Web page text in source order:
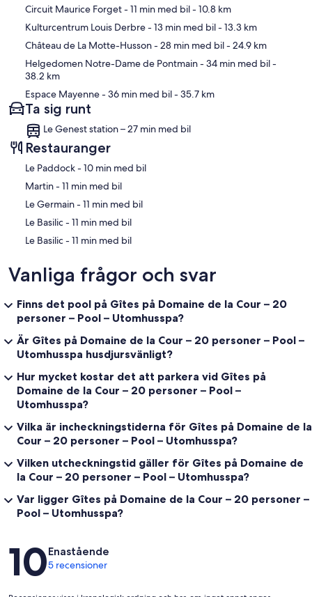
Karta
Circuit Maurice Forget- 11 min med bil- 10.8 km
Kulturcentrum Louis Derbre- 13 min med bil- 13.3 km
Château de La Motte-Husson- 28 min med bil- 24.9 km
Helgedomen Notre-Dame de Pontmain- 34 min med bil-
38.2 km
Espace Mayenne- 36 min med bil- 35.7 km
Ta sig runt
Le Genest station – 27 min med bil
Restauranger
‪Le Paddock - ‬10 min med bil
‪Martin - ‬11 min med bil
‪Le Germain - ‬11 min med bil
‪Le Basilic - ‬11 min med bil
‪Le Basilic - ‬11 min med bil
Vanliga frågor och svar
Finns det pool på Gîtes på Domaine de la Cour – 20
personer – Pool – Utomhusspa?
Är Gîtes på Domaine de la Cour – 20 personer – Pool –
Utomhusspa husdjursvänligt?
Hur mycket kostar det att parkera vid Gîtes på
Domaine de la Cour – 20 personer – Pool –
Utomhusspa?
Vilka är incheckningstiderna för Gîtes på Domaine de la
Cour – 20 personer – Pool – Utomhusspa?
Vilken utcheckningstid gäller för Gîtes på Domaine de
la Cour – 20 personer – Pool – Utomhusspa?
Var ligger Gîtes på Domaine de la Cour – 20 personer –
Pool – Utomhusspa?
Recensioner
10Enastående
5 recensioner